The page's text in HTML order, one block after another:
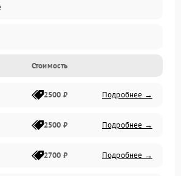
Стоимость
2500 ₽ Подробнее →
2500 ₽ Подробнее →
2700 ₽ Подробнее →